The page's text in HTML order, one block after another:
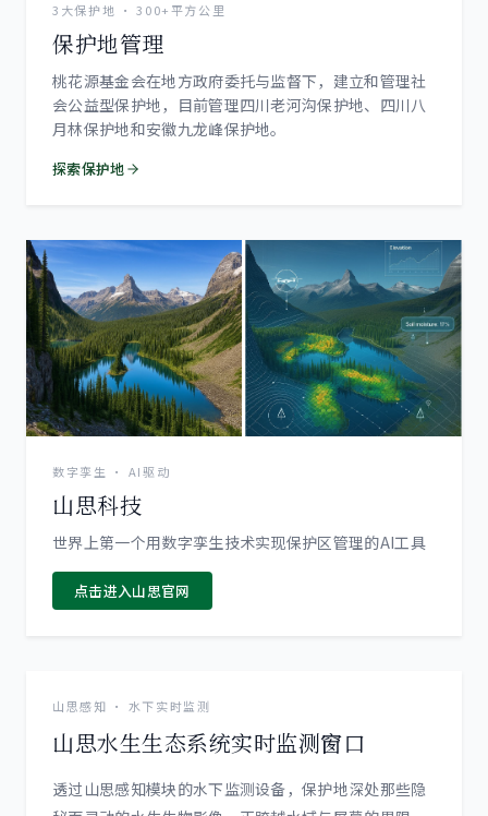
3大保护地 · 300+平方公里
保护地管理
桃花源基金会在地方政府委托与监督下，建立和管理社
会公益型保护地，目前管理四川老河沟保护地、四川八
月林保护地和安徽九龙峰保护地。
探索保护地
数字孪生 · AI驱动
山思科技
世界上第一个用数字孪生技术实现保护区管理的AI工具
点击进入山思官网
山思感知 · 水下实时监测
山思水生生态系统实时监测窗口
透过山思感知模块的水下监测设备，保护地深处那些隐